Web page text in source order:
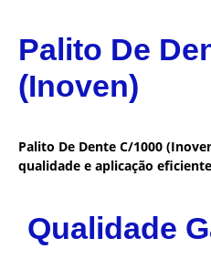
Palito De
(Inoven)
Palito De Dente C/1000
qualidade e aplicação
Qualidade